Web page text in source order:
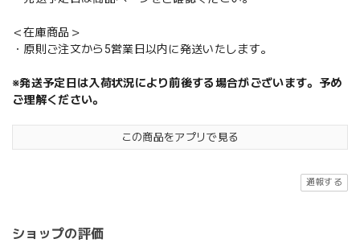
＜在庫商品＞
・原則ご注文から5営業日以内に発送いたします。
※発送予定日は入荷状況により前後する場合がございます。予め
ご理解ください。
この商品をアプリで見る
通報する
ショップの評価